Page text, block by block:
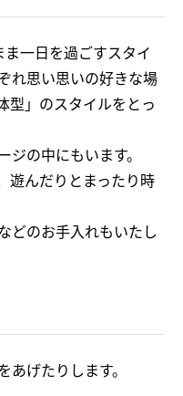
一日を過ごすスタイ
れ思い思いの好きな場
型」のスタイルをとっ
の中にもいます。
遊んだりとまったり時
どのお手入れもいたし
げたりします。